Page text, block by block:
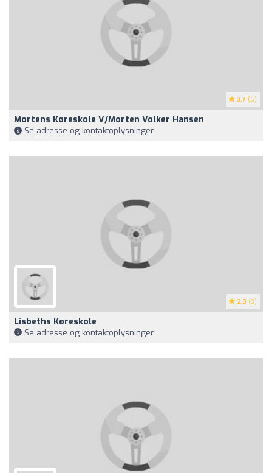
3.7 (6)
Mortens Køreskole V/Morten Volker Hansen
Se adresse og kontaktoplysninger
2.3 (3)
Lisbeths Køreskole
Se adresse og kontaktoplysninger